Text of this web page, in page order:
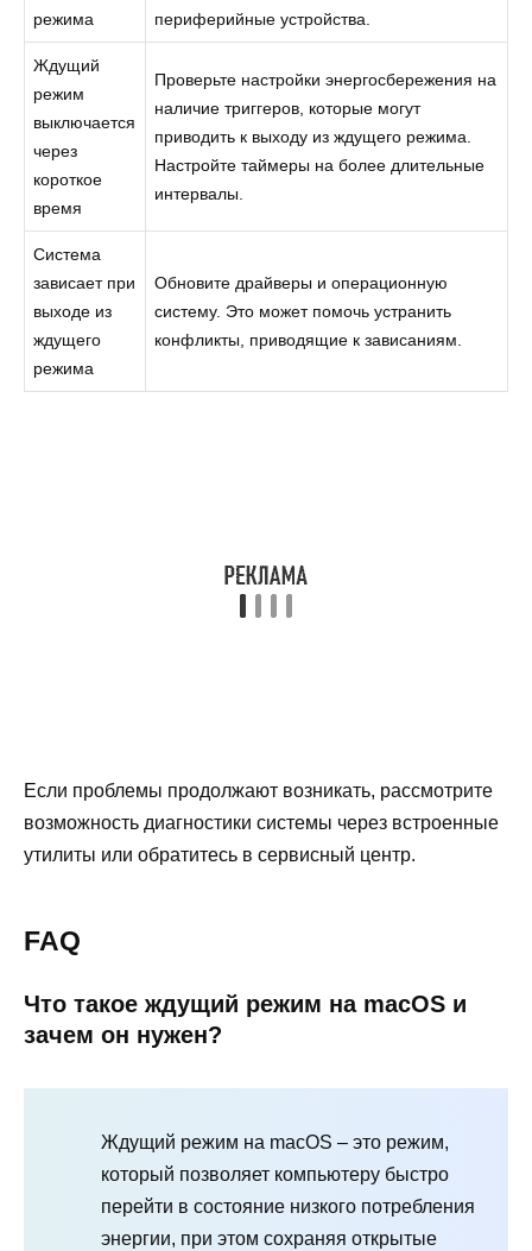
режима
периферийные устройства.
Ждущий
режим
выключается
через
короткое
время
Проверьте настройки энергосбережения на
наличие триггеров, которые могут
приводить к выходу из ждущего режима.
Настройте таймеры на более длительные
интервалы.
Система
зависает при
выходе из
ждущего
режима
Обновите драйверы и операционную
систему. Это может помочь устранить
конфликты, приводящие к зависаниям.
Если проблемы продолжают возникать, рассмотрите
возможность диагностики системы через встроенные
утилиты или обратитесь в сервисный центр.
FAQ
Что такое ждущий режим на macOS и
зачем он нужен?
Ждущий режим на macOS – это режим,
который позволяет компьютеру быстро
перейти в состояние низкого потребления
энергии, при этом сохраняя открытые